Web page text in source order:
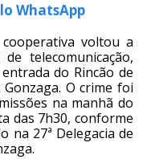
WhatsApp
voltou a
telecomunicação,
do Rincão de
O crime foi
na manhã do
das 7h30, conforme
na 27ª Delegacia de